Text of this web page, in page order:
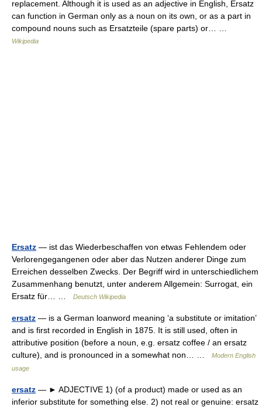
replacement. Although it is used as an adjective in English, Ersatz
can function in German only as a noun on its own, or as a part in
compound nouns such as Ersatzteile (spare parts) or… …
Wikipedia
Ersatz — ist das Wiederbeschaffen von etwas Fehlendem oder
Verlorengegangenen oder aber das Nutzen anderer Dinge zum
Erreichen desselben Zwecks. Der Begriff wird in unterschiedlichem
Zusammenhang benutzt, unter anderem Allgemein: Surrogat, ein
Ersatz für… …
Deutsch Wikipedia
ersatz — is a German loanword meaning ‘a substitute or imitation’
and is first recorded in English in 1875. It is still used, often in
attributive position (before a noun, e.g. ersatz coffee / an ersatz
culture), and is pronounced in a somewhat non… …
Modern English
usage
ersatz — ► ADJECTIVE 1) (of a product) made or used as an
inferior substitute for something else. 2) not real or genuine: ersatz